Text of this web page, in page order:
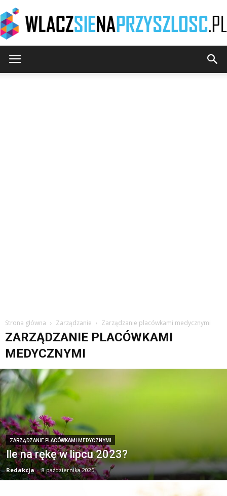
Strona główna Zarządzanie Zarządzanie placówkami medycznymi
ZARZĄDZANIE PLACÓWKAMI
MEDYCZNYMI
ZARZĄDZANIE PLACÓWKAMI MEDYCZNYMI
Ile na rękę w lipcu 2023?
Redakcja - 8 października 2025